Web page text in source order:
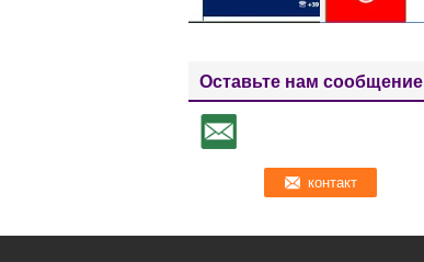
Оставьте нам сообщение